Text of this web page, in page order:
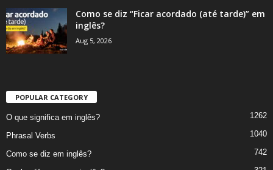
Como se diz “Ficar acordado (até tarde)” em
inglês?
Aug 5, 2026
POPULAR CATEGORY
O que significa em inglês? 1262
Phrasal Verbs 1040
Como se diz em inglês? 742